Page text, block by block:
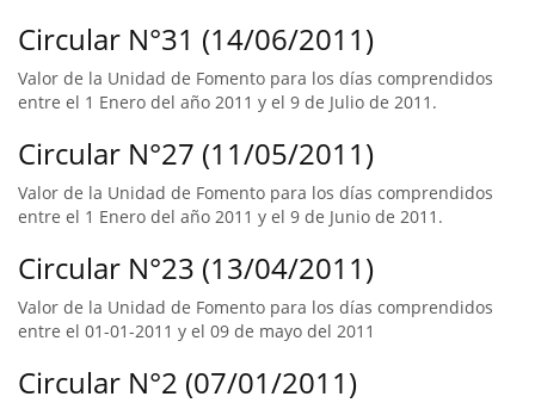
Circular N°31 (14/06/2011)
Valor de la Unidad de Fomento para los días comprendidos
entre el 1 Enero del año 2011 y el 9 de Julio de 2011.
Circular N°27 (11/05/2011)
Valor de la Unidad de Fomento para los días comprendidos
entre el 1 Enero del año 2011 y el 9 de Junio de 2011.
Circular N°23 (13/04/2011)
Valor de la Unidad de Fomento para los días comprendidos
entre el 01-01-2011 y el 09 de mayo del 2011
Circular N°2 (07/01/2011)